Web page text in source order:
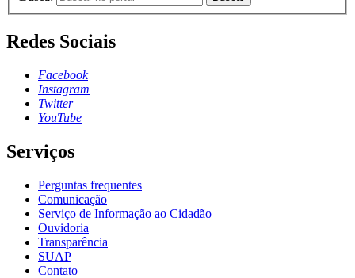
Redes Sociais
Facebook
Instagram
Twitter
YouTube
Serviços
Perguntas frequentes
Comunicação
Serviço de Informação ao Cidadão
Ouvidoria
Transparência
SUAP
Contato